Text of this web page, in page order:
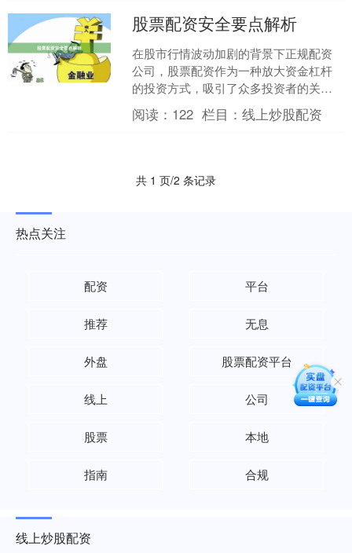
股票配资安全要点解析
在股市行情波动加剧的背景下正规配资
公司，股票配资作为一种放大资金杠杆
的投资方式，吸引了众多投资者的关
注。然而，高收益往往伴随着高风险，
如何确保配资过程中的资金安....
阅读： 122 栏目：线上炒股配资
共 1 页/2 条记录
热点关注
配资 平台
推荐 无息
外盘 股票配资平台
线上 公司
股票 本地
指南 合规
线上炒股配资